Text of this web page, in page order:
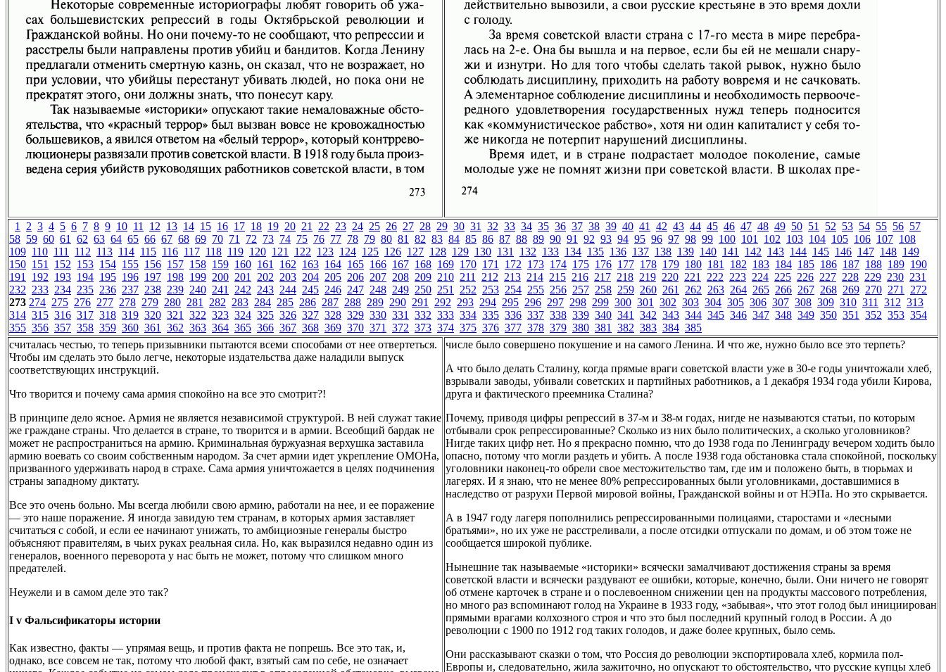
1 2 3 4 5 6 7 8 9 10 11 12 13 14 15 16 17 18 19 20 21 22 23 24 25 26 27 28 29 30 31 32 33 34 35 36 37 38 39 40 41 42 43 44 45 46 47 48 49 50 51 52 53 54 55 56 57
58 59 60 61 62 63 64 65 66 67 68 69 70 71 72 73 74 75 76 77 78 79 80 81 82 83 84 85 86 87 88 89 90 91 92 93 94 95 96 97 98 99 100 101 102 103 104 105 106 107 108
109 110 111 112 113 114 115 116 117 118 119 120 121 122 123 124 125 126 127 128 129 130 131 132 133 134 135 136 137 138 139 140 141 142 143 144 145 146 147 148 149
150 151 152 153 154 155 156 157 158 159 160 161 162 163 164 165 166 167 168 169 170 171 172 173 174 175 176 177 178 179 180 181 182 183 184 185 186 187 188 189 190
191 192 193 194 195 196 197 198 199 200 201 202 203 204 205 206 207 208 209 210 211 212 213 214 215 216 217 218 219 220 221 222 223 224 225 226 227 228 229 230 231
232 233 234 235 236 237 238 239 240 241 242 243 244 245 246 247 248 249 250 251 252 253 254 255 256 257 258 259 260 261 262 263 264 265 266 267 268 269 270 271 272
273 274 275 276 277 278 279 280 281 282 283 284 285 286 287 288 289 290 291 292 293 294 295 296 297 298 299 300 301 302 303 304 305 306 307 308 309 310 311 312 313
314 315 316 317 318 319 320 321 322 323 324 325 326 327 328 329 330 331 332 333 334 335 336 337 338 339 340 341 342 343 344 345 346 347 348 349 350 351 352 353 354
355 356 357 358 359 360 361 362 363 364 365 366 367 368 369 370 371 372 373 374 375 376 377 378 379 380 381 382 383 384 385
считалась честью, то теперь призывники пытаются всеми способами от нее отвертеться.
Чтобы им сделать это было легче, некоторые издательства даже наладили выпуск
соответствующих инструкций.
Что творится и почему сама армия спокойно на все это смотрит?!
В принципе дело ясное. Армия не является независимой структурой. В ней служат такие
же граждане страны. Что делается в стране, то творится и в армии. Всеобщий бардак не
может не распространиться на армию. Криминальная буржуазная верхушка заставила
армию воевать со своим собственным народом. За счет армии идет укрепление ОМОНа,
призванного удерживать народ в страхе. Сама армия уничтожается в целях подчинения
страны западному диктату.
Все это очень больно. Мы всегда любили свою армию, работали на нее, и ее поражение
— это наше поражение. Я иногда завидую тем странам, в которых армия заставляет
считаться с собой, и если ее начинают унижать, то амбициозные генералы быстро
объясняют правителям, в чьих руках реальная сила. Но, как выразился недавно один из
генералов, военного переворота у нас быть не может, потому что слишком много
предателей.
Неужели и в самом деле это так?
I v Фальсификаторы истории
Как известно, факты — упрямая вещь, и против факта не попрешь. Все это так, и,
однако, все совсем не так, потому что любой факт, взятый сам по себе, не означает
числе было совершено покушение и на самого Ленина. И что же, нужно было все это терпеть?
А что было делать Сталину, когда прямые враги советской власти уже в 30-е годы уничтожали хлеб,
взрывали заводы, убивали советских и партийных работников, а 1 декабря 1934 года убили Кирова,
друга и фактического преемника Сталина?
Почему, приводя цифры репрессий в 37-м и 38-м годах, нигде не называются статьи, по которым
отбывали срок репрессированные? Сколько из них было политических, а сколько уголовников?
Нигде таких цифр нет. Но я прекрасно помню, что до 1938 года по Ленинграду вечером ходить было
опасно, потому что могли раздеть и убить. А после 1938 года обстановка стала спокойной, поскольку
уголовники наконец-то обрели свое местожительство там, где им и положено быть, в тюрьмах и
лагерях. И я знаю, что не менее 80% репрессированных были уголовниками, доставшимися в
наследство от разрухи Первой мировой войны, Гражданской войны и от НЭПа. Но это скрывается.
А в 1947 году лагеря пополнились репрессированными полицаями, старостами и «лесными
братьями», но их уже не расстреливали, а после отсидки отпускали по домам, и об этом тоже не
сообщается широкой публике.
Нынешние так называемые «историки» всячески замалчивают достижения страны за время
советской власти и всячески раздувают ее ошибки, которые, конечно, были. Они ничего не говорят
об отмене карточек в стране и о послевоенном снижении цен на продукты массового потребления,
но много раз вспоминают голод на Украине в 1933 году, «забывая», что этот голод был инициирован
прямыми врагами колхозного строя и что это был последний крупный голод в России. А до
революции с 1900 по 1912 год таких голодов, и даже более крупных, было семь.
Они рассказывают сказки о том, что Россия до революции экспортировала хлеб, кормила пол-
Европы и, следовательно, жила зажиточно, но опускают то обстоятельство, что русские купцы хлеб